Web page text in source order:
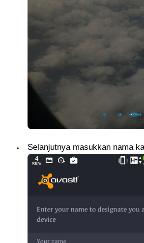
Selanjutnya masukkan nama